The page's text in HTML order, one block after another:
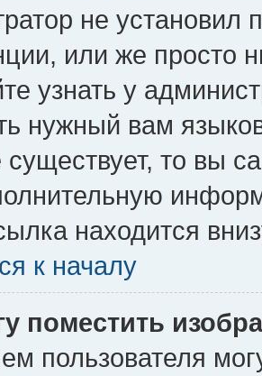
не установил
или же просто
узнать у
нужный вам
существует, то вы
находится
к началу
поместить
пользователя